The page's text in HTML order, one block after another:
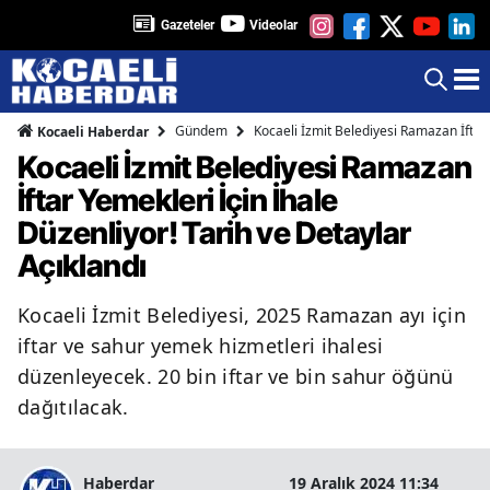
Gazeteler Videolar
Kocaeli Haberdar Gündem Kocaeli İzmit Belediyesi Ramazan
Kocaeli İzmit Belediyesi Ramazan
İftar Yemekleri İçin İhale
Düzenliyor! Tarih ve Detaylar
Açıklandı
Kocaeli İzmit Belediyesi, 2025 Ramazan ayı için
iftar ve sahur yemek hizmetleri ihalesi
düzenleyecek. 20 bin iftar ve bin sahur öğünü
dağıtılacak.
Haberdar 19 Aralık 2024 11:34